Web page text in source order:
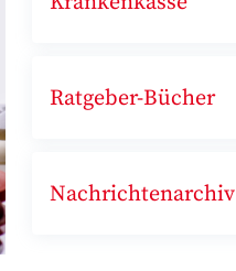
Ratgeber-Bücher
Nachrichtenarchiv